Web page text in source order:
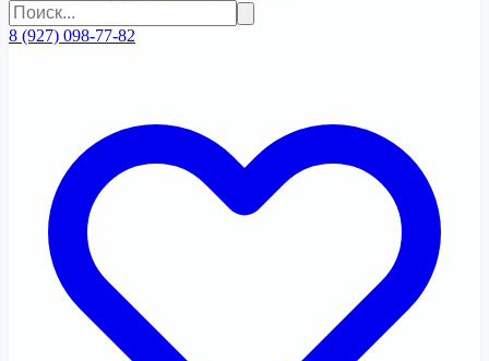
8 (927) 098-77-82